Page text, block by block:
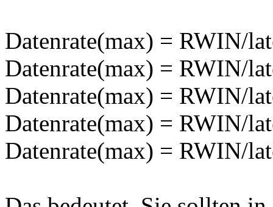
Datenrate(max) = RWIN/
Datenrate(max) = RWIN/
Datenrate(max) = RWIN/
Datenrate(max) = RWIN/
Datenrate(max) = RWIN/